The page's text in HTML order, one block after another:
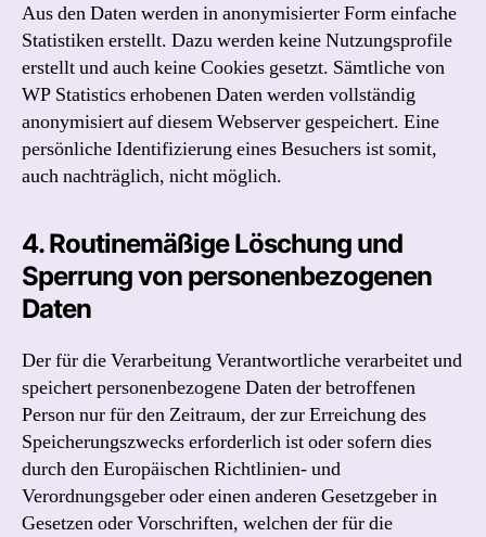
Aus den Daten werden in anonymisierter Form einfache
Statistiken erstellt. Dazu werden keine Nutzungsprofile
erstellt und auch keine Cookies gesetzt. Sämtliche von
WP Statistics erhobenen Daten werden vollständig
anonymisiert auf diesem Webserver gespeichert. Eine
persönliche Identifizierung eines Besuchers ist somit,
auch nachträglich, nicht möglich.
4. Routinemäßige Löschung und
Sperrung von personenbezogenen
Daten
Der für die Verarbeitung Verantwortliche verarbeitet und
speichert personenbezogene Daten der betroffenen
Person nur für den Zeitraum, der zur Erreichung des
Speicherungszwecks erforderlich ist oder sofern dies
durch den Europäischen Richtlinien- und
Verordnungsgeber oder einen anderen Gesetzgeber in
Gesetzen oder Vorschriften, welchen der für die